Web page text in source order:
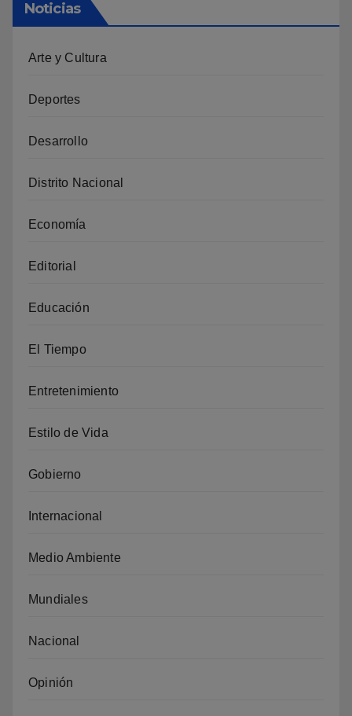
Noticias
Arte y Cultura
Deportes
Desarrollo
Distrito Nacional
Economía
Editorial
Educación
El Tiempo
Entretenimiento
Estilo de Vida
Gobierno
Internacional
Medio Ambiente
Mundiales
Nacional
Opinión